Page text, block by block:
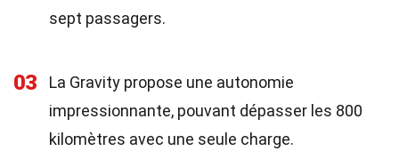
sept passagers.
03
La Gravity propose une autonomie
impressionnante, pouvant dépasser les 800
kilomètres avec une seule charge.